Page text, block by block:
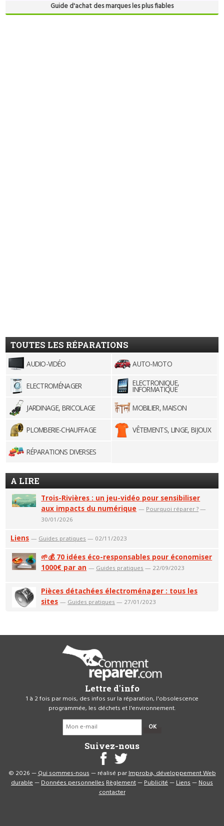
Guide d'achat des marques les plus fiables
TOUTES LES RÉPARATIONS
AUDIO-VIDÉO AUTO-MOTO
ELECTROMÉNAGER ELECTRONIQUE,
INFORMATIQUE
JARDINAGE, BRICOLAGE
MOBILIER, MAISON
PLOMBERIE-CHAUFFAGE VÊTEMENTS, LINGE, BIJOUX
RÉPARATIONS DIVERSES
A LIRE
Trois-Rivières : un jeu-vidéo pour sensibiliser
aux impacts du numérique — Pourquoi réparer ? —
30/01/2026
Liens — Guides pratiques — 02/11/2023
🌱💰 70 idées éco-responsables pour économiser
1000€ par an — Guides pratiques — 22/09/2023
Pièces détachées électroménager : tous les
sites — Guides pratiques — 27/01/2023
Lettre d'info
1 à 2 fois par mois, des infos sur la réparation, l'obsolescence
programmée, les déchets et l'environnement.
OK
Suivez-nous
© 2026 —Qui sommes-nous— réalisé parImproba, développement Web
durable—Données personnellesRèglement—Publicité—Liens—Nous
contacter